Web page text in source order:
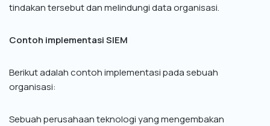
tindakan tersebut dan melindungi data organisasi.
Contoh implementasi SIEM
Berikut adalah contoh implementasi pada sebuah
organisasi:
Sebuah perusahaan teknologi yang mengembakan